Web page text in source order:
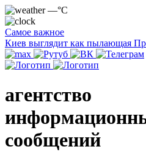
—°C
Самое важное
Киев выглядит как пылающая
агентство
сообщений